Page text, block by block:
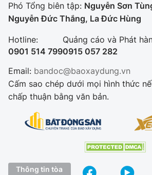
Phó Tổng biên tập: Nguyễn Sơn
Nguyễn Đức Thắng, La Đức Hùng
Hotline:
0901 514 799
Quảng cáo và Phát
0915 057 282
Email: bandoc@baoxaydung.vn
Cấm sao chép dưới mọi hình thức
chấp thuận bằng văn bản.
Thông tin tòa